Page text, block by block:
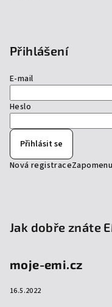
Přihlášení
E-mail
Heslo
Přihlásit se
Nová registrace
Jak dobře znáte
moje-emi.cz
16.5.2022